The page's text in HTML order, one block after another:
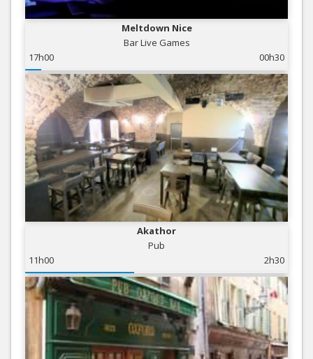
Meltdown Nice
Bar Live Games
17h00
00h30
Akathor
Pub
11h00
2h30